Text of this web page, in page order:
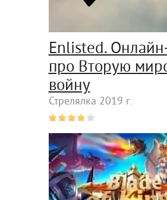
Enlisted.
про Вторую
войну
Стрелялка 2019 г.